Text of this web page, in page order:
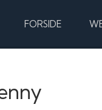
FORSIDE